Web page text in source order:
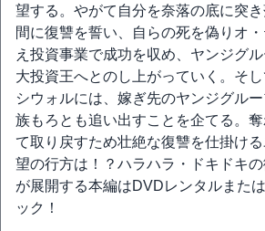
望する。やがて自分を奈落の底に突
間に復讐を誓い、自らの死を偽りオ
え投資事業で成功を収め、ヤンジグ
大投資王へとのし上がっていく。そ
シウォルには、嫁ぎ先のヤンジグル
族もろとも追い出すことを企てる。
て取り戻すため壮絶な復讐を仕掛け
望の行方は！？ハラハラ・ドキドキ
が展開する本編はDVDレンタルまた
ック！